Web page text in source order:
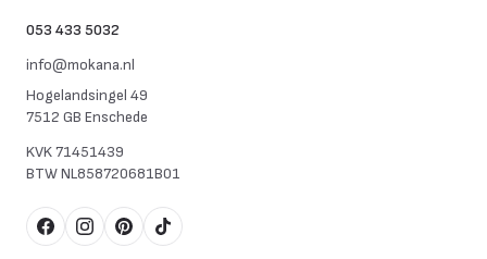
053 433 5032
info@mokana.nl
Hogelandsingel 49
7512 GB Enschede
KVK71451439
BTWNL858720681B01
FacebookInstagram
Pinterest
TikTok